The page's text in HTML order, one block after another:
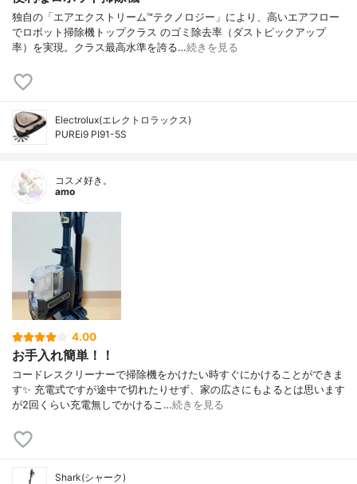
独自の「エアエクストリーム™テクノロジー」により、高いエアフロー
でロボット掃除機トップクラス のゴミ除去率（ダストピックアップ
率）を実現。クラス最高水準を誇る…続きを見る
Electrolux(エレクトロラックス)
PUREi9 PI91-5S
コスメ好き。
amo
4.00
お手入れ簡単！！
コードレスクリーナーで掃除機をかけたい時すぐにかけることができま
す✨ 充電式ですが途中で切れたりせず、家の広さにもよるとは思います
が2回くらい充電無しでかけるこ…続きを見る
Shark(シャーク)